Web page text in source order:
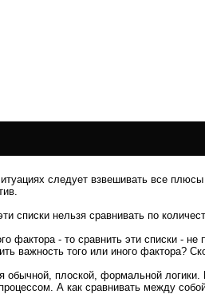
следует взвешивать все
списки нельзя сравнивать по
фактора - то сравнить эти списки -
важность того или иного фактора?
обычной, плоской, формальной
А как сравнивать между